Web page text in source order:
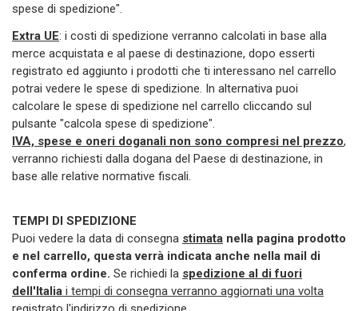
spese di spedizione".
Extra UE: i costi di spedizione verranno calcolati in base alla
merce acquistata e al paese di destinazione, dopo esserti
registrato ed aggiunto i prodotti che ti interessano nel carrello
potrai vedere le spese di spedizione. In alternativa puoi
calcolare le spese di spedizione nel carrello cliccando sul
pulsante "calcola spese di spedizione".
IVA, spese e oneri doganali non sono compresi nel prezzo,
verranno richiesti dalla dogana del Paese di destinazione, in
base alle relative normative fiscali.
TEMPI DI SPEDIZIONE
Puoi vedere la data di consegna stimata nella pagina prodotto
e nel carrello, questa verrà indicata anche nella mail di
conferma ordine. Se richiedi la spedizione al difuori
dell'Italia i tempi di consegna verranno aggiornati una volta